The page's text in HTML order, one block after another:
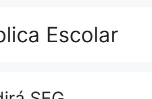
Escolar